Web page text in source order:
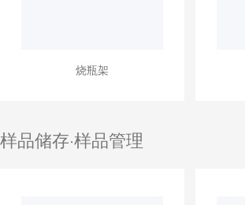
烧瓶架
样品储存·样品管理